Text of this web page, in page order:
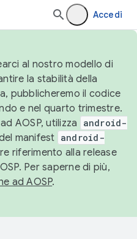
Accedi
al nostro modello di
la stabilità della
pubblicheremo il codice
e nel quarto trimestre.
AOSP, utilizza
android-
manifest android-
riferimento alla release
Per saperne di più,
ad AOSP.